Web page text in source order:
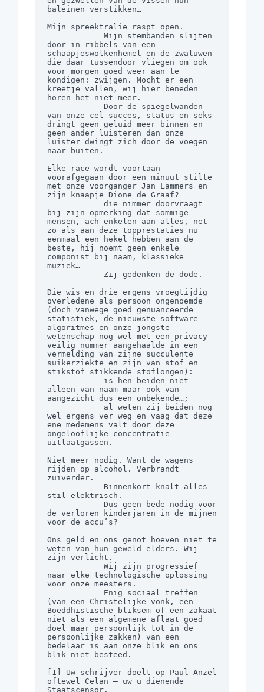
baleinen verstikken…
Mijn spreektralie raspt open.
door in ribbels van een
schaapjeswolkenhemel en de zwaluwen
die daar tussendoor vliegen om ook
voor morgen goed weer aan te
kondigen: zwijgen. Mocht er een
kreetje vallen, wij hier beneden
horen het niet meer.
van onze cel succes, status en seks
dringt geen geluid meer binnen en
geen ander luisteren dan onze
luister dwingt zich door de voegen
naar buiten.
Elke race wordt voortaan
voorafgegaan door een minuut stilte
met onze voorganger Jan Lammers en
zijn knaapje Dione de Graaf?
bij zijn opmerking dat sommige
mensen, ach enkelen aan alles, net
zo als aan deze topprestaties nu
eenmaal een hekel hebben aan de
beste, hij noemt geen enkele
componist bij naam, klassieke
muziek…
Die wis en drie ergens vroegtijdig
overledene als persoon ongenoemde
(doch vanwege goed genuanceerde
statistiek, de nieuwste software-
algoritmes en onze jongste
wetenschap nog wel met een privacy-
veilig nummer aangehaalde in een
vermelding van zijne succulente
suikerziekte en zijn van stof en
stikstof stikkende stoflongen):
alleen van naam maar ook van
aangezicht dus een onbekende…;
wel ergens ver weg en vaag dat deze
ene medemens valt door deze
ongelooflijke concentratie
uitlaatgassen.
Niet meer nodig. Want de wagens
rijden op alcohol. Verbrandt
zuiverder.
stil elektrisch.
de verloren kinderjaren in de mijnen
voor de accu’s?
Ons geld en ons genot hoeven niet te
weten van hun geweld elders. Wij
zijn verlicht.
naar elke technologische oplossing
voor onze meesters.
(van een Christelijke vonk, een
Boeddhistische bliksem of een zakaat
niet als een algemene aflaat goed
doel maar persoonlijk tot in de
persoonlijke zakken) van een
bedelaar is aan onze blik en ons
blik niet besteed.
[1] Uw schrijver doelt op Paul Anzel
oftewel Celan – uw u dienende
Staatscensor.